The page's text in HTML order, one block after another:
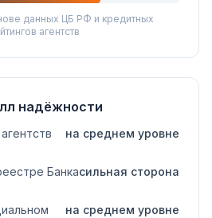
данных ЦБ РФ и кредитных
агентств
надёжности
на среднем уровне
Банкасильная сторона
на среднем уровне